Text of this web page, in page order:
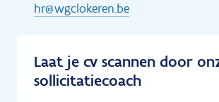
hr@wgclokeren.be
Laat je cv scannen door
sollicitatiecoach